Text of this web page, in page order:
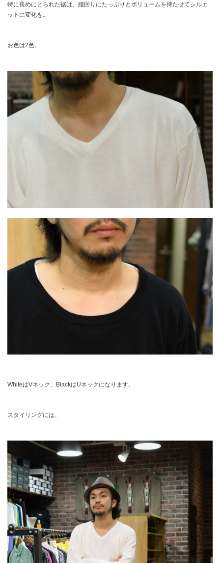
特に長めにとられた裾は、腰回りにたっぷりとボリュームを持たせてシルエ
ットに変化を。
お色は2色。
WhiteはVネック、BlackはUネックになります。
スタイリングには、